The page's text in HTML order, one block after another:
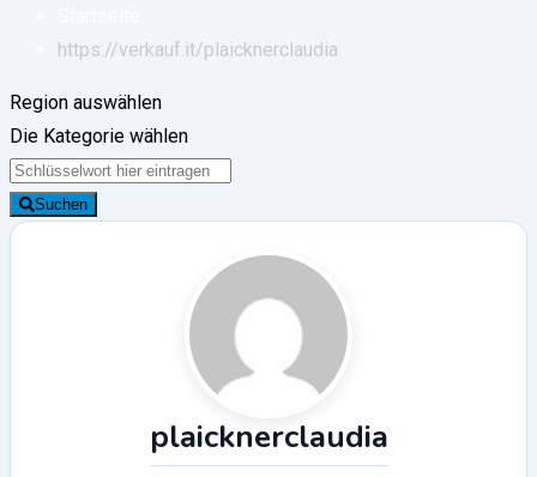
https://verkauf.it/plaicknerclaudia
Region auswählen
Die Kategorie wählen
Suchen
plaicknerclaudia